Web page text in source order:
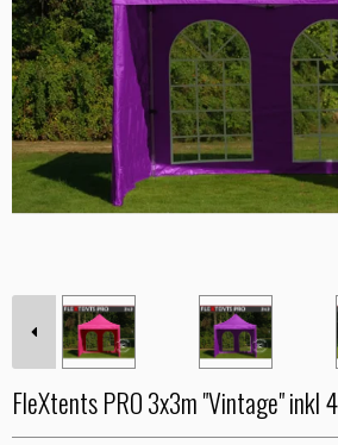
FleXtents PRO 3x3m "Vintage" inkl